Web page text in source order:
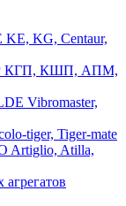
KE, KG, Centaur,
КГП, КШП, АПМ,
Vibromaster,
tiger, Tiger-mate
Artiglio, Atilla,
агрегатов